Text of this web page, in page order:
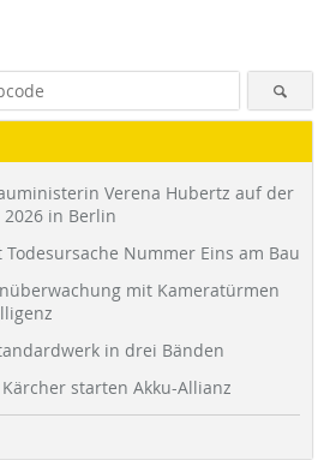
Verena Hubertz auf der
in Berlin
Todesursache Nummer Eins am Bau
mit Kameratürmen
in drei Bänden
starten Akku-Allianz